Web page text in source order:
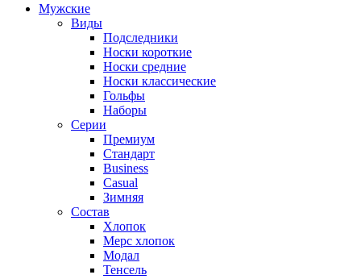
Мужские
Виды
Подследники
Носки короткие
Носки средние
Носки классические
Гольфы
Наборы
Серии
Премиум
Стандарт
Business
Casual
Зимняя
Состав
Хлопок
Мерс хлопок
Модал
Тенсель